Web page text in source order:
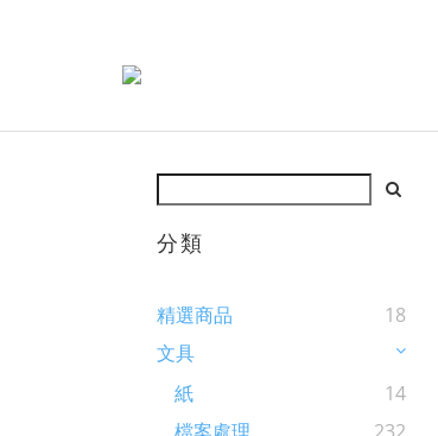
分類
精選商品
18
文具
紙
14